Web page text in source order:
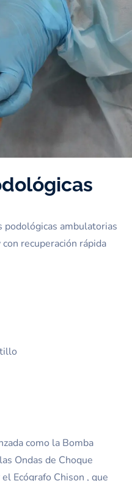
podológicas ambulatorias
recuperación rápida
como la Bomba
Ondas de Choque
Ecógrafo Chison , que